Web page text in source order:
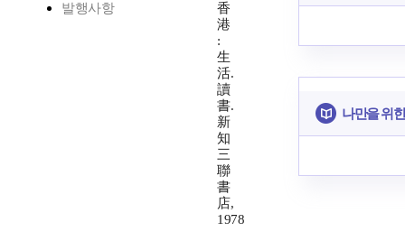
발행사항
香
港
:
生
活.
讀
書.
新
知
三
聯
書
店,
1978
나만을 위